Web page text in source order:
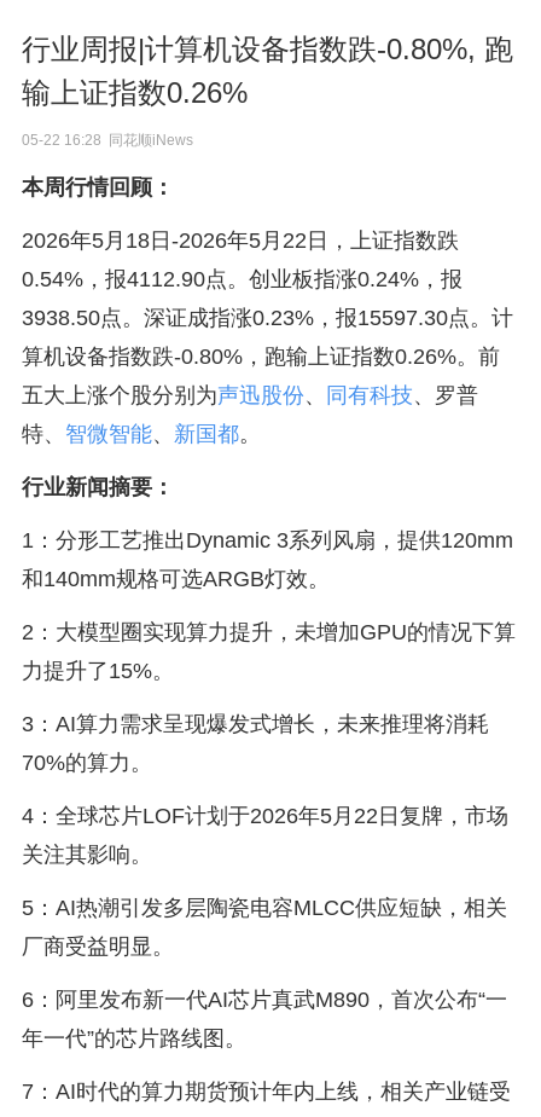
行业周报|计算机设备指数跌-0.80%, 跑
输上证指数0.26%
05-22 16:28 同花顺iNews
本周行情回顾：
2026年5月18日-2026年5月22日，上证指数跌
0.54%，报4112.90点。创业板指涨0.24%，报
3938.50点。深证成指涨0.23%，报15597.30点。计
算机设备指数跌-0.80%，跑输上证指数0.26%。前
五大上涨个股分别为声迅股份、 同有科技、罗普
特、 智微智能、 新国都。
行业新闻摘要：
1：分形工艺推出Dynamic 3系列风扇，提供120mm
和140mm规格可选ARGB灯效。
2：大模型圈实现算力提升，未增加GPU的情况下算
力提升了15%。
3：AI算力需求呈现爆发式增长，未来推理将消耗
70%的算力。
4：全球芯片LOF计划于2026年5月22日复牌，市场
关注其影响。
5：AI热潮引发多层陶瓷电容MLCC供应短缺，相关
厂商受益明显。
6：阿里发布新一代AI芯片真武M890，首次公布“一
年一代”的芯片路线图。
7：AI时代的算力期货预计年内上线，相关产业链受